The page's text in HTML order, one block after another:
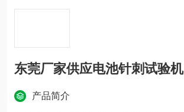
东莞厂家供应电池针刺试验机
产品简介